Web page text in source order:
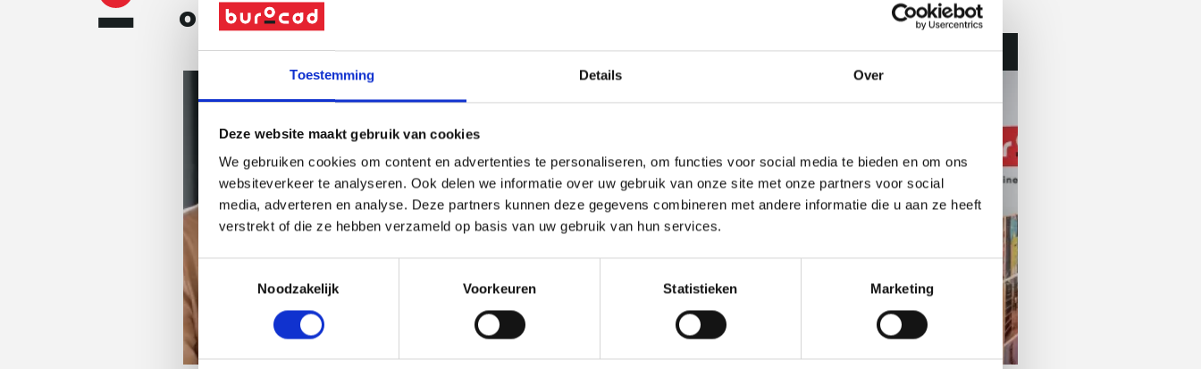
Toestemming Details Over
Deze website maakt gebruik van cookies
We gebruiken cookies om content en advertenties te personaliseren, om functies voor social media te bieden en om ons
websiteverkeer te analyseren. Ook delen we informatie over uw gebruik van onze site met onze partners voor social
media, adverteren en analyse. Deze partners kunnen deze gegevens combineren met andere informatie die u aan ze heeft
verstrekt of die ze hebben verzameld op basis van uw gebruik van hun services.
Noodzakelijk
Voorkeuren Statistieken Marketing
ook deze blogs
alle blogs